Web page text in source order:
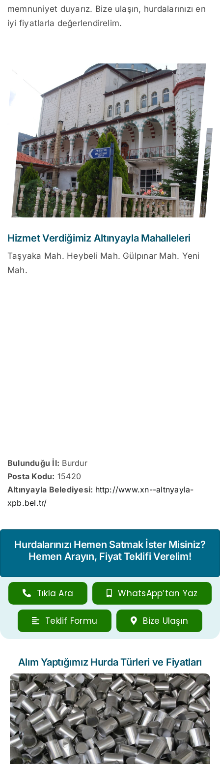
memnuniyet duyarız. Bize ulaşın, hurdalarınızı en
iyi fiyatlarla değerlendirelim.
Hizmet Verdiğimiz Altınyayla Mahalleleri
Taşyaka Mah. Heybeli Mah. Gülpınar Mah. Yeni
Mah.
Bulunduğu İl: Burdur
Posta Kodu: 15420
Altınyayla Belediyesi: http://www.xn--altnyayla-
xpb.bel.tr/
Hurdalarınızı Hemen Satmak İster Misiniz?
Hemen Arayın, Fiyat Teklifi Verelim!
Tıkla Ara WhatsApp’tan Yaz
Teklif Formu Bize Ulaşın
Alım Yaptığımız Hurda Türleri ve Fiyatları